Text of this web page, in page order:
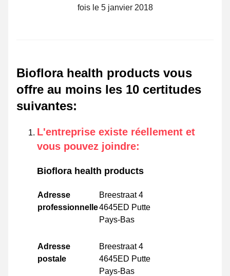
fois le 5 janvier 2018
Bioflora health products vous
offre au moins les 10 certitudes
suivantes:
L'entreprise existe réellement et
vous pouvez joindre:
Bioflora health products
Adresse
professionnelle
Breestraat 4
4645ED Putte
Pays-Bas
Adresse
postale
Breestraat 4
4645ED Putte
Pays-Bas